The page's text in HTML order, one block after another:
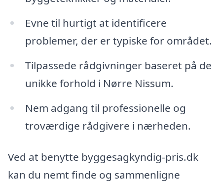
Evne til hurtigt at identificere
problemer, der er typiske for området.
Tilpassede rådgivninger baseret på de
unikke forhold i Nørre Nissum.
Nem adgang til professionelle og
troværdige rådgivere i nærheden.
Ved at benytte byggesagkyndig-pris.dk
kan du nemt finde og sammenligne